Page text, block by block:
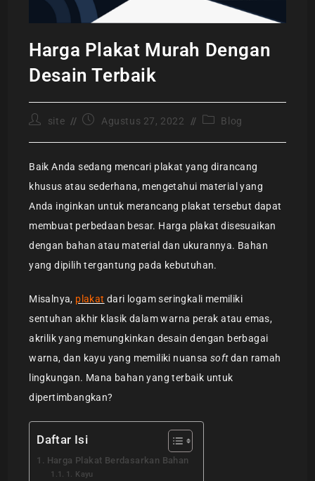
Harga Plakat Murah Dengan
Desain Terbaik
site Agustus 27, 2022 Blog
Baik Anda sedang mencari plakat yang dirancang
khusus atau sederhana, mengetahui material yang
Anda inginkan untuk merancang plakat tersebut dapat
membuat perbedaan besar. Harga plakat disesuaikan
dengan bahan atau material dan ukurannya. Bahan
yang dipilih tergantung pada kebutuhan.
Misalnya, plakat dari logam seringkali memiliki
sentuhan akhir klasik dalam warna perak atau emas,
akrilik yang memungkinkan desain dengan berbagai
warna, dan kayu yang memiliki nuansasoftdan ramah
lingkungan. Mana bahan yang terbaik untuk
dipertimbangkan?
Daftar Isi
Harga Plakat Berdasarkan Bahan
1. Kayu